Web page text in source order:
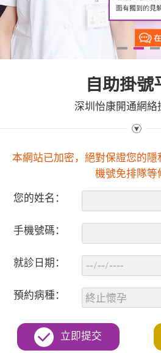
1 2
自助掛號
深圳怡康開通網絡
本網站已加密，絕對保證您的
機號免排隊等
您的姓名：
手機號碼：
就診日期：
預約病種：
立即提交